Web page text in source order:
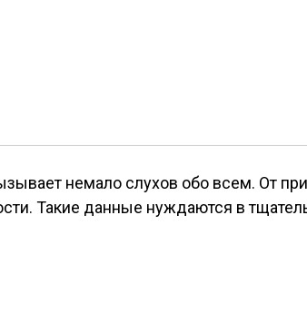
немало слухов обо всем. От
Такие данные нуждаются в